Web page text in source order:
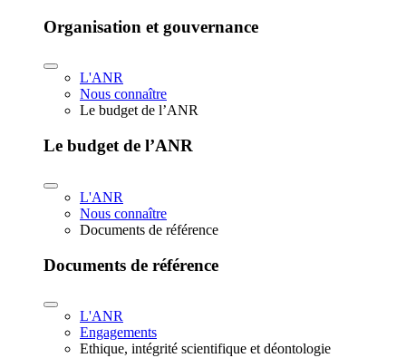
Organisation et gouvernance
L'ANR
Nous connaître
Le budget de l’ANR
Le budget de l’ANR
L'ANR
Nous connaître
Documents de référence
Documents de référence
L'ANR
Engagements
Ethique, intégrité scientifique et déontologie